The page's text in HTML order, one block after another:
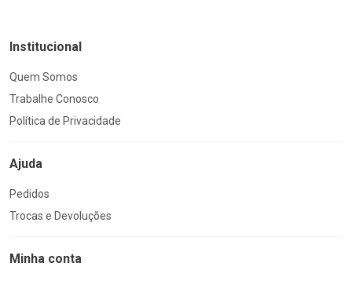
Institucional
Quem Somos
Trabalhe Conosco
Política de Privacidade
Ajuda
Pedidos
Trocas e Devoluções
Minha conta